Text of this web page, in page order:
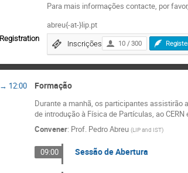
Para mais informações contacte, por favor,
abreu{-at-}lip.pt
Registration
Inscrições 10 / 300
→ 12:00 Formação
Durante a manhã, os participantes assistirão
de introdução à Física de Partículas, ao
Convener: Prof. Pedro Abreu (LIP and IST)
09:00 Sessão de Abertura